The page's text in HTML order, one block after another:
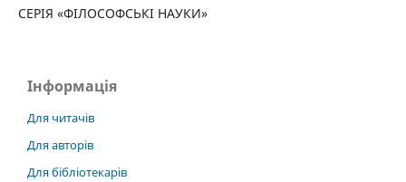
СЕРІЯ «ФІЛОСОФСЬКІ НАУКИ»
Інформація
Для читачів
Для авторів
Для бібліотекарів